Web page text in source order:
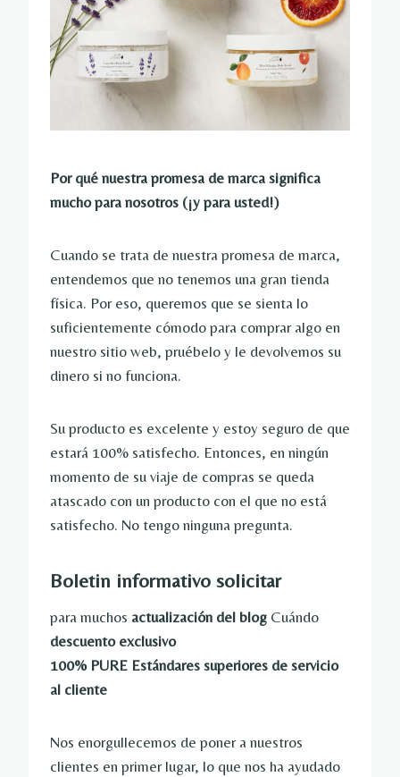
Por qué nuestra promesa de marca significa
mucho para nosotros (¡y para usted!)
Cuando se trata de nuestra promesa de marca,
entendemos que no tenemos una gran tienda
física. Por eso, queremos que se sienta lo
suficientemente cómodo para comprar algo en
nuestro sitio web, pruébelo y le devolvemos su
dinero si no funciona.
Su producto es excelente y estoy seguro de que
estará 100% satisfecho. Entonces, en ningún
momento de su viaje de compras se queda
atascado con un producto con el que no está
satisfecho. No tengo ninguna pregunta.
Boletin informativo solicitar
para muchos actualización del blog Cuándo
descuento exclusivo
100% PURE Estándares superiores de servicio
al cliente
Nos enorgullecemos de poner a nuestros
clientes en primer lugar, lo que nos ha ayudado